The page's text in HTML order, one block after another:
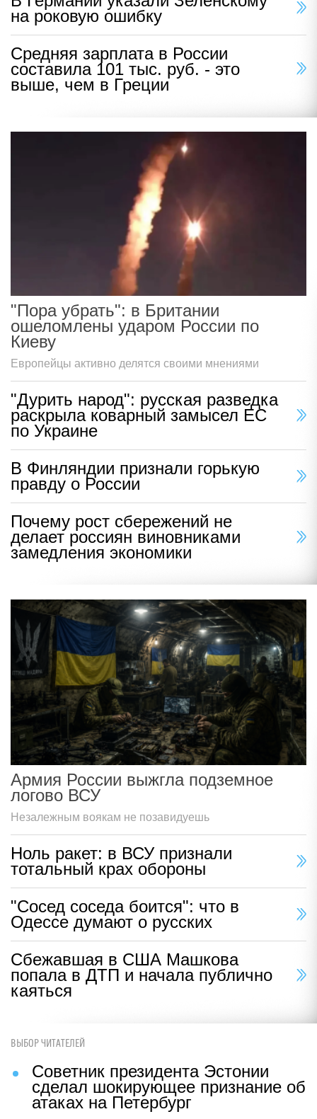
на роковую ошибку
Средняя зарплата в России
составила 101 тыс. руб. - это
выше, чем в Греции
"Пора убрать": в Британии
ошеломлены ударом России по
Киеву
Европейцы активно делятся своими мнениями
"Дурить народ": русская разведка
раскрыла коварный замысел ЕС
по Украине
В Финляндии признали горькую
правду о России
Почему рост сбережений не
делает россиян виновниками
замедления экономики
Армия России выжгла подземное
логово ВСУ
Незалежным воякам не позавидуешь
Ноль ракет: в ВСУ признали
тотальный крах обороны
"Сосед соседа боится": что в
Одессе думают о русских
Сбежавшая в США Машкова
попала в ДТП и начала публично
каяться
ВЫБОР ЧИТАТЕЛЕЙ
Советник президента Эстонии
сделал шокирующее признание об
атаках на Петербург